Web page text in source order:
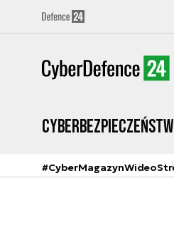
#CyberMagazynWideo